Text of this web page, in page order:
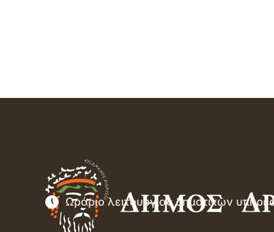
Ωράριο λειτουργίας δημοτικών